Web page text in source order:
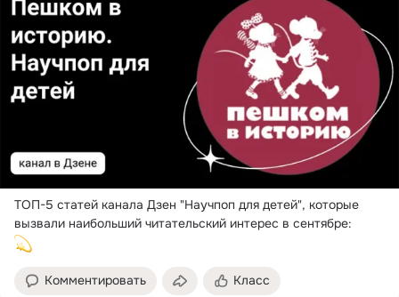
ТОП-5 статей канала Дзен "Научпоп для детей", которые
Комментировать Класс